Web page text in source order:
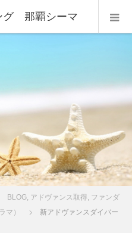
グ 那覇シーマ
BLOG, アドヴァンス取得, ファンダ
マ）
新アドヴァンスダイバー